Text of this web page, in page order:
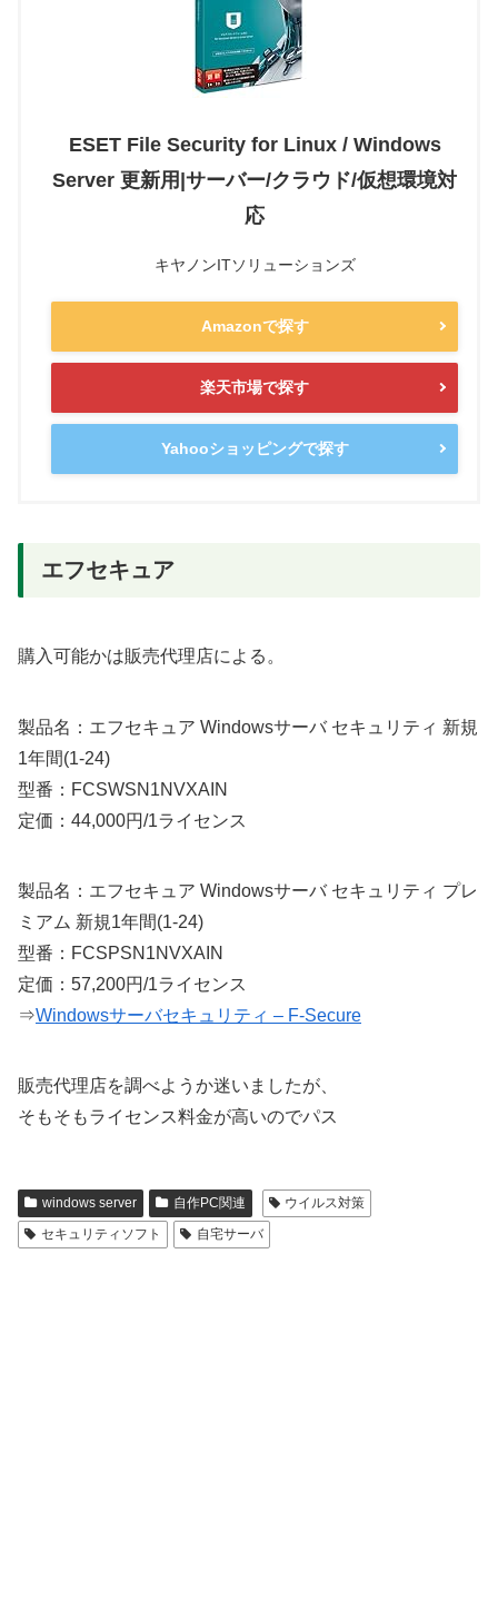
ESET File Security for Linux / Windows
Server 更新用|サーバー/クラウド/仮想環境対
応
キヤノンITソリューションズ
Amazonで探す
楽天市場で探す
Yahooショッピングで探す
エフセキュア
購入可能かは販売代理店による。
製品名：エフセキュア Windowsサーバ セキュリティ 新規
1年間(1-24)
型番：FCSWSN1NVXAIN
定価：44,000円/1ライセンス
製品名：エフセキュア Windowsサーバ セキュリティ プレ
ミアム 新規1年間(1-24)
型番：FCSPSN1NVXAIN
定価：57,200円/1ライセンス
⇒Windowsサーバセキュリティ – F-Secure
販売代理店を調べようか迷いましたが、
そもそもライセンス料金が高いのでパス
windows server 自作PC関連
ウイルス対策
セキュリティソフト
自宅サーバ